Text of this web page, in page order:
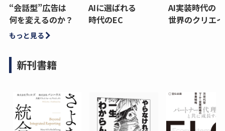
“会話型”広告は
何を変えるのか？
AIに選ばれる
時代のEC
AI実装時代の
世界のクリエ
もっと見る
新刊書籍